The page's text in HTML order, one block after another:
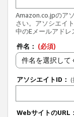
Amazon.co.jpのア
さい。アソシエイ
中のEメールアドレ
件名： (必須)
件名を選択して
アソシエイトID： (
WebサイトのURL：